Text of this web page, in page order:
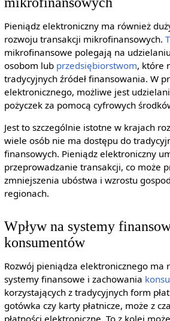
Pieniądz elektroniczny ma również
rozwoju transakcji mikrofinansowych.
mikrofinansowe polegają na
osobom lub przedsiębiorstwom, które
tradycyjnych źródeł finansowania. W
elektronicznego, możliwe jest
pożyczek za pomocą cyfrowych
Jest to szczególnie istotne w krajach
wiele osób nie ma dostępu do
finansowych. Pieniądz elektroniczny
przeprowadzanie transakcji, co może
zmniejszenia ubóstwa i wzrostu
regionach.
Wpływ na systemy
konsumentów
Rozwój pieniądza elektronicznego ma
systemy finansowe i zachowania
korzystających z tradycyjnych form
gotówka czy karty płatnicze, może z